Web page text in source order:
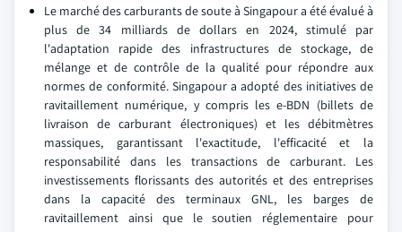
Le marché des carburants de soute à Singapour a été évalué à
plus de 34 milliards de dollars en 2024, stimulé par
l'adaptation rapide des infrastructures de stockage, de
mélange et de contrôle de la qualité pour répondre aux
normes de conformité. Singapour a adopté des initiatives de
ravitaillement numérique, y compris les e-BDN (billets de
livraison de carburant électroniques) et les débitmètres
massiques, garantissant l'exactitude, l'efficacité et la
responsabilité dans les transactions de carburant. Les
investissements florissants des autorités et des entreprises
dans la capacité des terminaux GNL, les barges de
ravitaillement ainsi que le soutien réglementaire pour